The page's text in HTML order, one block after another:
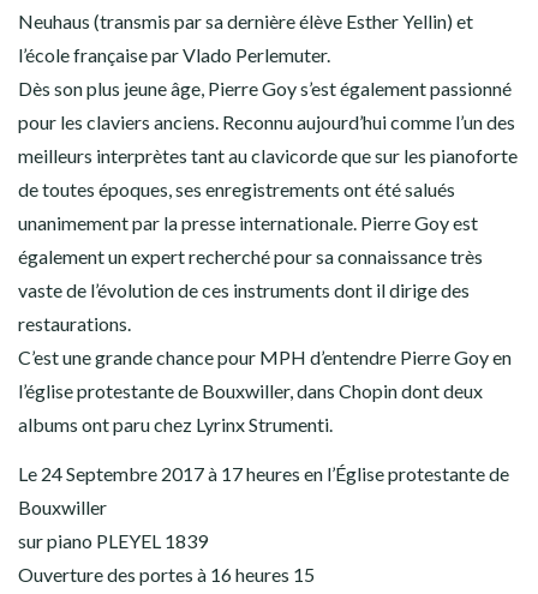
Neuhaus (transmis par sa dernière élève Esther Yellin) et
l’école française par Vlado Perlemuter.
Dès son plus jeune âge, Pierre Goy s’est également passionné
pour les claviers anciens. Reconnu aujourd’hui comme l’un des
meilleurs interprètes tant au clavicorde que sur les pianoforte
de toutes époques, ses enregistrements ont été salués
unanimement par la presse internationale. Pierre Goy est
également un expert recherché pour sa connaissance très
vaste de l’évolution de ces instruments dont il dirige des
restaurations.
C’est une grande chance pour MPH d’entendre Pierre Goy en
l’église protestante de Bouxwiller, dans Chopin dont deux
albums ont paru chez Lyrinx Strumenti.
Le 24 Septembre 2017 à 17 heures en l’Église protestante de
Bouxwiller
sur piano PLEYEL 1839
Ouverture des portes à 16 heures 15